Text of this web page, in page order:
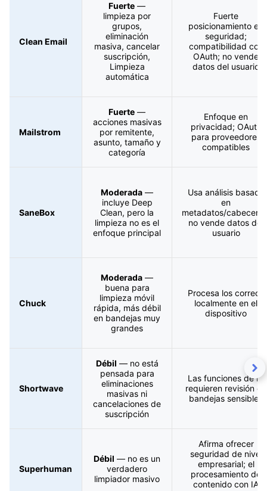
Clean Email
Fuerte —
limpieza por
grupos,
eliminación
masiva, cancelar
suscripción,
Limpieza
automática
Fuerte
posicionamiento en
seguridad;
compatibilidad con
OAuth; no vende
datos del usuario
Mailstrom
Fuerte —
acciones masivas
por remitente,
asunto, tamaño y
categoría
Enfoque en
privacidad; OAuth
para proveedores
compatibles
SaneBox
Moderada —
incluye Deep
Clean, pero la
limpieza no es el
enfoque principal
Usa análisis basado
en
metadatos/
no vende datos del
usuario
Chuck
Moderada —
buena para
limpieza móvil
rápida, más débil
en bandejas muy
grandes
Procesa los correos
localmente en el
dispositivo
Shortwave
Débil — no está
pensada para
eliminaciones
masivas ni
cancelaciones de
suscripción
Las funciones de IA
requieren revisión en
bandejas sensibles
Superhuman
Débil — no es un
verdadero
limpiador masivo
Afirma ofrecer
seguridad de nivel
empresarial; el
procesamiento de
contenido con IA